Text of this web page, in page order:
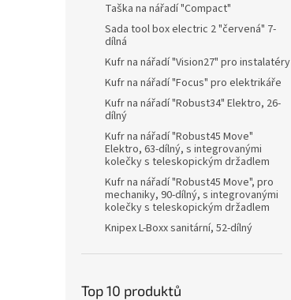
Taška na nářadí "Compact"
Sada tool box electric 2 "červená" 7-
dílná
Kufr na nářadí "Vision27" pro instalatéry
Kufr na nářadí "Focus" pro elektrikáře
Kufr na nářadí "Robust34" Elektro, 26-
dílný
Kufr na nářadí "Robust45 Move"
Elektro, 63-dílný, s integrovanými
kolečky s teleskopickým držadlem
Kufr na nářadí "Robust45 Move", pro
mechaniky, 90-dílný, s integrovanými
kolečky s teleskopickým držadlem
Knipex L-Boxx sanitární, 52-dílný
Top 10 produktů